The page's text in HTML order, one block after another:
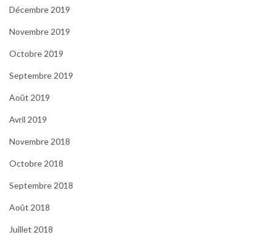
Décembre 2019
Novembre 2019
Octobre 2019
Septembre 2019
Août 2019
Avril 2019
Novembre 2018
Octobre 2018
Septembre 2018
Août 2018
Juillet 2018